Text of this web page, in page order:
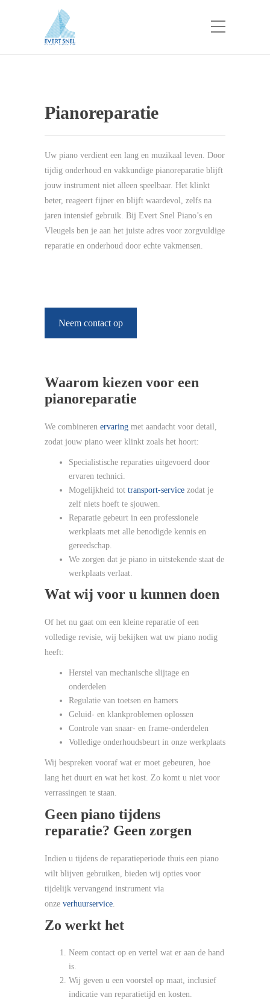
Pianoreparatie
Uw piano verdient een lang en muzikaal leven. Door
tijdig onderhoud en vakkundige pianoreparatie blijft
jouw instrument niet alleen speelbaar. Het klinkt
beter, reageert fijner en blijft waardevol, zelfs na
jaren intensief gebruik. Bij Evert Snel Piano’s en
Vleugels ben je aan het juiste adres voor zorgvuldige
reparatie en onderhoud door echte vakmensen.
Neem contact op
Waarom kiezen voor een
pianoreparatie
We combineren ervaring met aandacht voor detail,
zodat jouw piano weer klinkt zoals het hoort:
Specialistische reparaties uitgevoerd door
ervaren technici.
Mogelijkheid tot transport-service zodat je
zelf niets hoeft te sjouwen.
Reparatie gebeurt in een professionele
werkplaats met alle benodigde kennis en
gereedschap.
We zorgen dat je piano in uitstekende staat de
werkplaats verlaat.
Wat wij voor u kunnen doen
Of het nu gaat om een kleine reparatie of een
volledige revisie, wij bekijken wat uw piano nodig
heeft:
Herstel van mechanische slijtage en
onderdelen
Regulatie van toetsen en hamers
Geluid- en klankproblemen oplossen
Controle van snaar- en frame-onderdelen
Volledige onderhoudsbeurt in onze werkplaats
Wij bespreken vooraf wat er moet gebeuren, hoe
lang het duurt en wat het kost. Zo komt u niet voor
verrassingen te staan.
Geen piano tijdens
reparatie? Geen zorgen
Indien u tijdens de reparatieperiode thuis een piano
wilt blijven gebruiken, bieden wij opties voor
tijdelijk vervangend instrument via
onze verhuurservice.
Zo werkt het
Neem contact op en vertel wat er aan de hand
is.
Wij geven u een voorstel op maat, inclusief
indicatie van reparatietijd en kosten.